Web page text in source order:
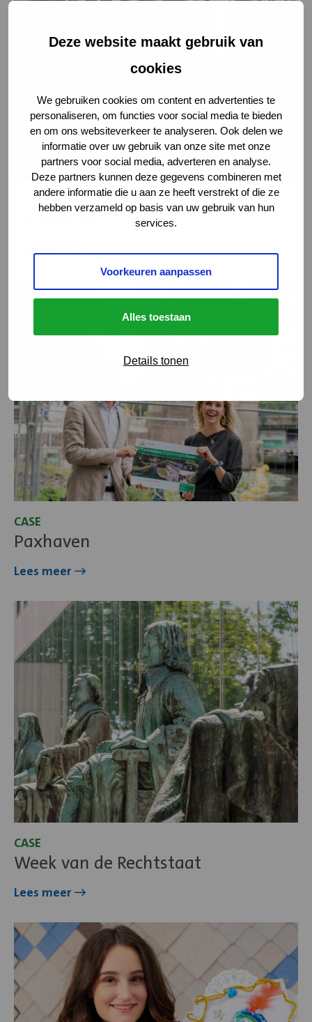
Deze website maakt gebruik van
cookies
We gebruiken cookies om content en advertenties te
personaliseren, om functies voor social media te bieden
en om ons websiteverkeer te analyseren. Ook delen we
informatie over uw gebruik van onze site met onze
partners voor social media, adverteren en analyse.
Deze partners kunnen deze gegevens combineren met
andere informatie die u aan ze heeft verstrekt of die ze
hebben verzameld op basis van uw gebruik van hun
services.
Voorkeuren aanpassen
Alles toestaan
Details tonen
CASE
Lees meer
CASE
Paxhaven
Lees meer
Paxhaven
CASE
Week van de Rechtstaat
Lees meer
Lees
Week
Lees
meer
over
Mauritshuis
200
jaar